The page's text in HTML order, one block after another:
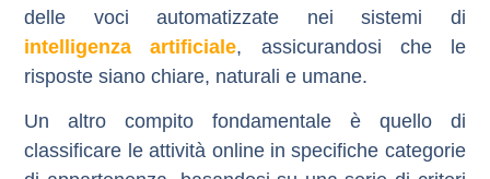
delle voci automatizzate nei sistemi di
intelligenza artificiale, assicurandosi che le
risposte siano chiare, naturali e umane.
Un altro compito fondamentale è quello di
classificare le attività online in specifiche categorie